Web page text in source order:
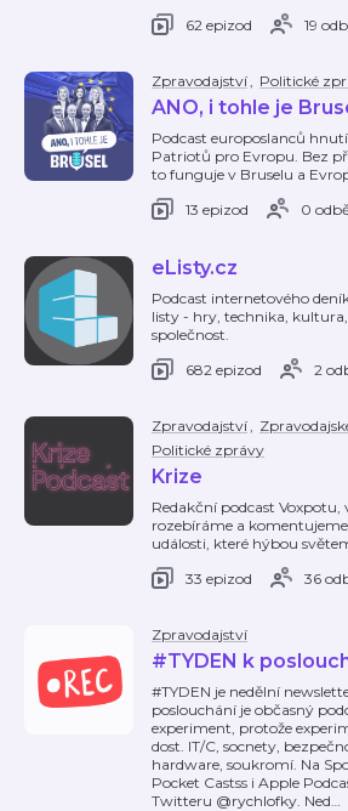
62 epizod
19
Zpravodajství, Politické
ANO, i tohle je
Podcast europoslanců
Patriotů pro Evropu. Bez
to funguje v Bruselu a
13 epizod
0
eListy.cz
Podcast internetového
listy - hry, technika, kultura,
společnost.
682 epizod
2
Zpravodajství,
Politické zprávy
Krize
Redakční podcast Voxpotu,
rozebíráme a
události, které hýbou
33 epizod
36
Zpravodajství
#TYDEN k
#TYDEN je nedělní
poslouchání je občasný
experiment, protože
dost. IT/C, socnety,
hardware, soukromí. Na
Pocket Castss i Apple
Twitteru @rychlofky. Ned…